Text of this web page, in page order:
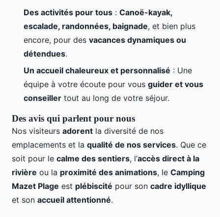
Des activités pour tous : Canoë-kayak,
escalade, randonnées, baignade, et bien plus
encore, pour des vacances dynamiques ou
détendues.
Un accueil chaleureux et personnalisé : Une
équipe à votre écoute pour vous guider et vous
conseiller tout au long de votre séjour.
Des avis qui parlent pour nous
Nos visiteurs adorent la diversité de nos
emplacements et la qualité de nos services. Que ce
soit pour le calme des sentiers, l’accès direct à la
rivière ou la proximité des animations, le Camping
Mazet Plage est plébiscité pour son cadre idyllique
et son accueil attentionné.